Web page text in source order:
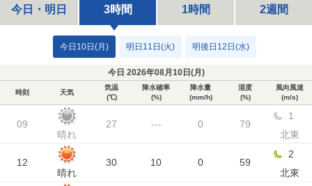
今日・明日 3時間 1時間 2週間
今日10日(月) 明日11日(火) 明後日12日(水)
今日 2026年08月10日(月 )
時刻 天気
気温
(℃)
降水確率
(%)
降水量
(mm/h)
湿度
(%)
風向風速
(m/s)
09
晴れ
27 --- 0 79
1
北東
12
晴れ
30 10 0 59
2
北東